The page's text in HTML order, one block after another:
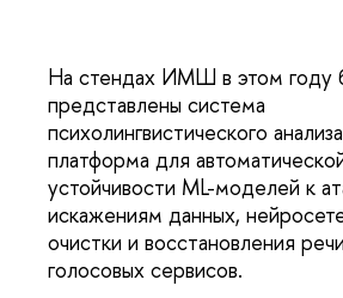
На стендах ИМШ в этом году
представлены система
психолингвистического
платформа для
устойчивости ML-моделей к
искажениям данных,
очистки и восстановления
голосовых сервисов.